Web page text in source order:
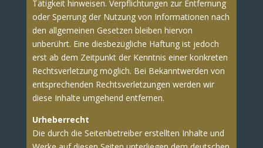
Tätigkeit hinweisen. Verpflichtungen zur Entfernung
oder Sperrung der Nutzung von Informationen nach
den allgemeinen Gesetzen bleiben hiervon
unberührt. Eine diesbezügliche Haftung ist jedoch
erst ab dem Zeitpunkt der Kenntnis einer konkreten
Rechtsverletzung möglich. Bei Bekanntwerden von
entsprechenden Rechtsverletzungen werden wir
diese Inhalte umgehend entfernen.
Urheberrecht
Die durch die Seitenbetreiber erstellten Inhalte und